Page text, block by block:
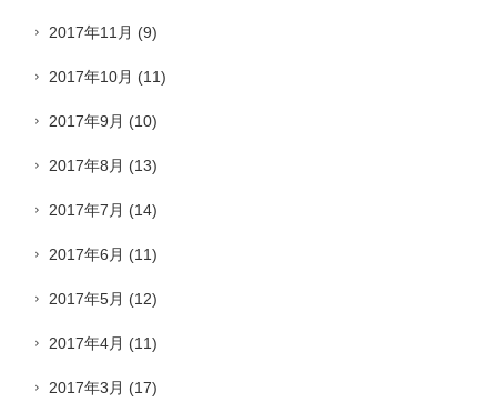
2017年11月 (9)
2017年10月 (11)
2017年9月 (10)
2017年8月 (13)
2017年7月 (14)
2017年6月 (11)
2017年5月 (12)
2017年4月 (11)
2017年3月 (17)